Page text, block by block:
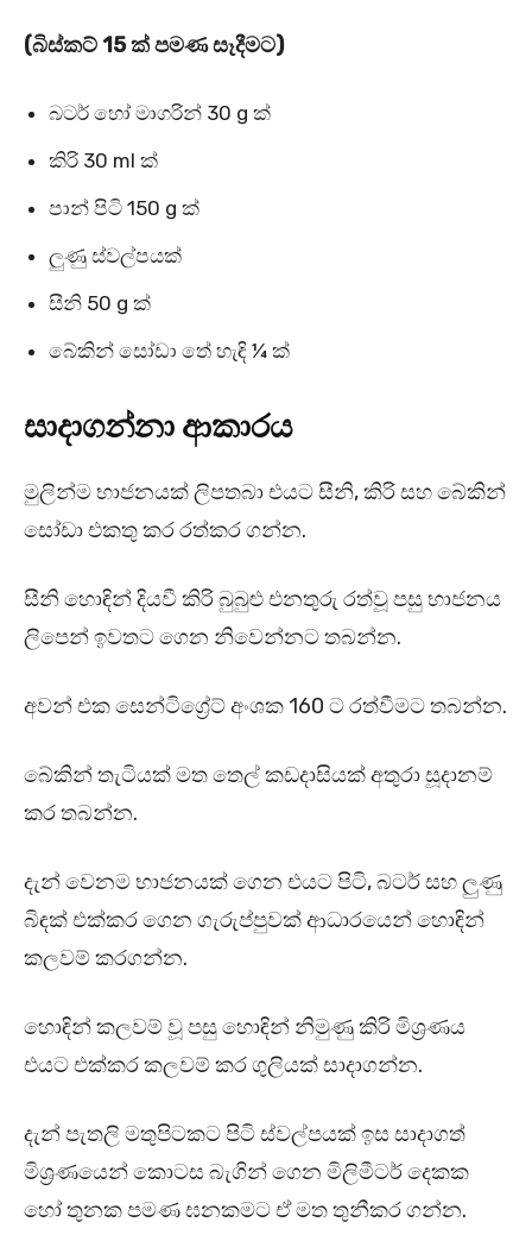
(බිස්කට් 15 ක් පමණ සෑදීමට)
බටර් හෝ මාගරින් 30 g ක්
කිරි 30 ml ක්
පාන් පිටි 150 g ක්
ලුණු ස්වල්පයක්
සීනි 50 g ක්
බේකින් සෝඩා තේ හැඳි ¼ ක්
සාදාගන්නා ආකාරය
මුලින්ම භාජනයක් ලිපතබා එයට සීනි, කිරි සහ බේකින්
සෝඩා එකතු කර රත්කර ගන්න.
සීනි හොඳින් දියවී කිරි බුබුළු එනතුරු රත්වූ පසු භාජනය
ලිපෙන් ඉවතට ගෙන නිවෙන්නට තබන්න.
අවන් එක සෙන්ටිග්‍රේට් අංශක 160 ට රත්වීමට තබන්න.
බේකින් තැටියක් මත තෙල් කඩදාසියක් අතුරා සූදානම්
කර තබන්න.
දැන් වෙනම භාජනයක් ගෙන එයට පිටි, බටර් සහ ලුණු
බිඳක් එක්කර ගෙන ගැරුප්පුවක් ආධාරයෙන් හොඳින්
කලවම් කරගන්න.
හොඳින් කලවම් වූ පසු හොඳින් නිමුණු කිරි මිශ්‍රණය
එයට එක්කර කලවම් කර ගුලියක් සාදාගන්න.
දැන් පැතලි මතුපිටකට පිටි ස්වල්පයක් ඉස සාදාගත්
මිශ්‍රණයෙන් කොටස බැගින් ගෙන මිලිමීටර් දෙකක
හෝ තුනක පමණ ඝනකමට ඒ මත තුනීකර ගන්න.